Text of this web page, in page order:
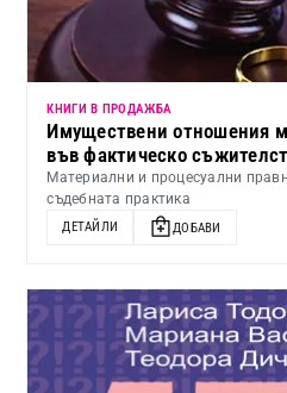
КНИГИ В ПРОДАЖБА
Имуществени отношения
във фактическо
Материални и процесуални
съдебната практика
ДЕТАЙЛИ ДОБАВИ